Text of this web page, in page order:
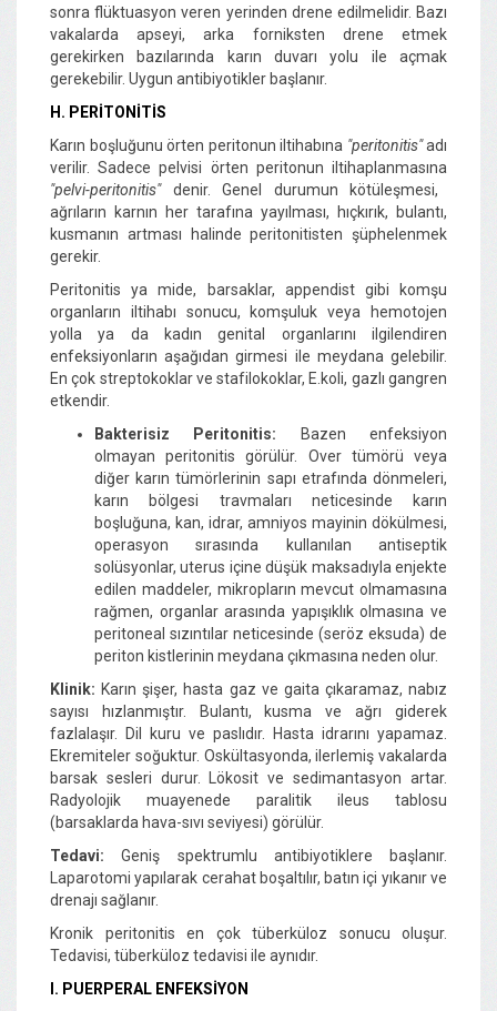
sonra flüktuasyon veren yerinden drene edilmelidir. Bazı
vakalarda apseyi, arka forniksten drene etmek
gerekirken bazılarında karın duvarı yolu ile açmak
gerekebilir. Uygun antibiyotikler başlanır.
H. PERİTONİTİS
Karın boşluğunu örten peritonun iltihabına "peritonitis"adı
verilir. Sadece pelvisi örten peritonun iltihaplanmasına
"pelvi-peritonitis"denir. Genel durumun kötüleşmesi,
ağrıların karnın her tarafına yayılması, hıçkırık, bulantı,
kusmanın artması halinde peritonitisten şüphelenmek
gerekir.
Peritonitis ya mide, barsaklar, appendist gibi komşu
organların iltihabı sonucu, komşuluk veya hemotojen
yolla ya da kadın genital organlarını ilgilendiren
enfeksiyonların aşağıdan girmesi ile meydana gelebilir.
En çok streptokoklar ve stafilokoklar, E.koli, gazlı gangren
etkendir.
Bakterisiz Peritonitis: Bazen enfeksiyon
olmayan peritonitis görülür. Over tümörü veya
diğer karın tümörlerinin sapı etrafında dönmeleri,
karın bölgesi travmaları neticesinde karın
boşluğuna, kan, idrar, amniyos mayinin dökülmesi,
operasyon sırasında kullanılan antiseptik
solüsyonlar, uterus içine düşük maksadıyla enjekte
edilen maddeler, mikropların mevcut olmamasına
rağmen, organlar arasında yapışıklık olmasına ve
peritoneal sızıntılar neticesinde (seröz eksuda) de
periton kistlerinin meydana çıkmasına neden olur.
Klinik: Karın şişer, hasta gaz ve gaita çıkaramaz, nabız
sayısı hızlanmıştır. Bulantı, kusma ve ağrı giderek
fazlalaşır. Dil kuru ve paslıdır. Hasta idrarını yapamaz.
Ekremiteler soğuktur. Oskültasyonda, ilerlemiş vakalarda
barsak sesleri durur. Lökosit ve sedimantasyon artar.
Radyolojik muayenede paralitik ileus tablosu
(barsaklarda hava-sıvı seviyesi) görülür.
Tedavi: Geniş spektrumlu antibiyotiklere başlanır.
Laparotomi yapılarak cerahat boşaltılır, batın içi yıkanır ve
drenajı sağlanır.
Kronik peritonitis en çok tüberküloz sonucu oluşur.
Tedavisi, tüberküloz tedavisi ile aynıdır.
I. PUERPERAL ENFEKSİYON